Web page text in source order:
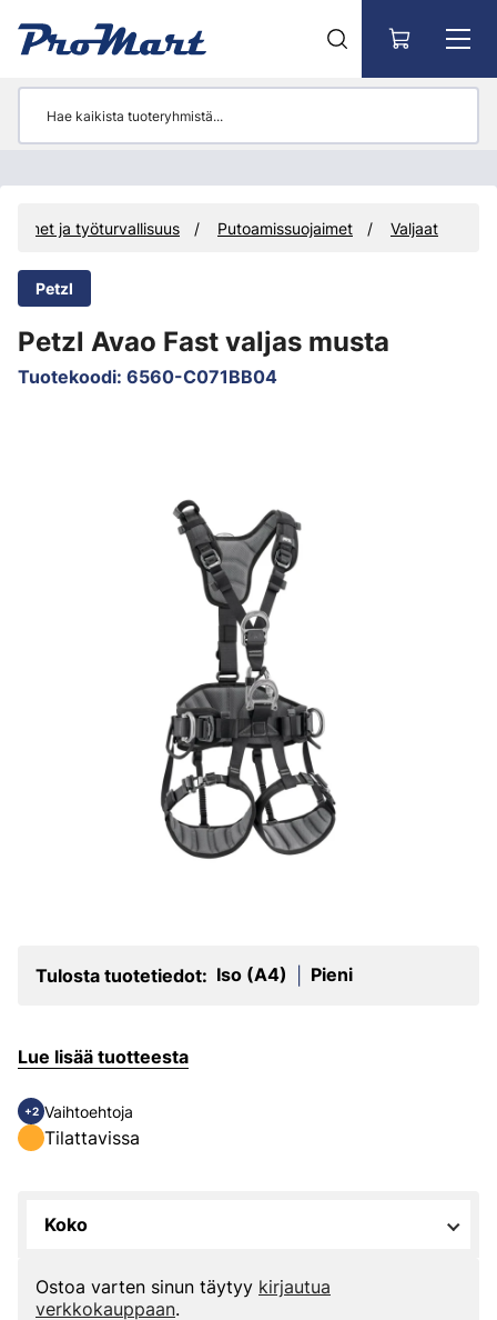
ja työturvallisuus Putoamissuojaimet Valjaat
Petzl
Petzl Avao Fast valjas musta
Tuotekoodi: 6560-C071BB04
Tulosta tuotetiedot: Iso (A4) Pieni
Lue lisää tuotteesta
+2 Vaihtoehtoja
Tilattavissa
Koko
Ostoa varten sinun täytyy kirjautua
verkkokauppaan.